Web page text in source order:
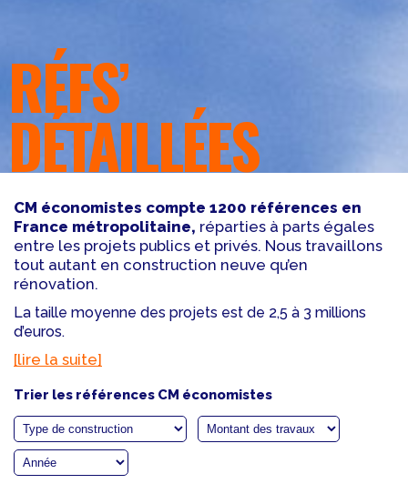
RÉFS’
DÉTAILLÉES
CM économistes compte 1200 références en
France métropolitaine, réparties à parts égales
entre les projets publics et privés. Nous travaillons
tout autant en construction neuve qu’en
rénovation.
La taille moyenne des projets est de 2,5 à 3 millions
d’euros.
[lire la suite]
Trier les références CM économistes